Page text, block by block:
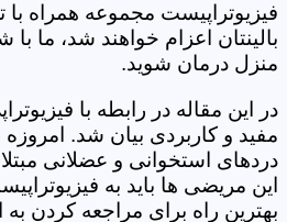
فیزیوتراپیست مجموعه همراه با
بالینتان اعزام خواهند شد، ما با
منزل درمان شوید.
در این مقاله در رابطه با
مفید و کاربردی بیان شد.
دردهای استخوانی و عضلانی
این مریضی ها باید به
بهترین راه برای مراجعه کردن